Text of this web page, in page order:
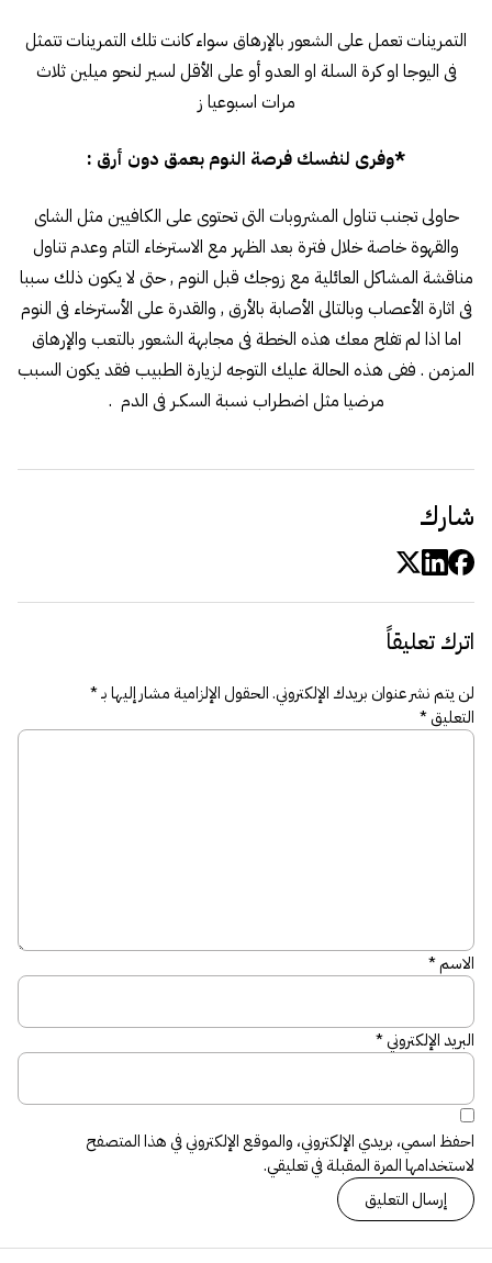
التمرينات تعمل على الشعور بالإرهاق سواء كانت تلك التمرينات تتمثل
فى اليوجا او كرة السلة او العدو أو على الأقل لسير لنحو ميلين ثلاث
مرات اسبوعيا ز
*وفرى لنفسك فرصة النوم بعمق دون أرق :
حاولى تجنب تناول المشروبات التى تحتوى على الكافيين مثل الشاى
والقهوة خاصة خلال فترة بعد الظهر مع الاسترخاء التام وعدم تناول
مناقشة المشاكل العائلية مع زوجك قبل النوم , حتى لا يكون ذلك سببا
فى اثارة الأعصاب وبالتالى الأصابة بالأرق , والقدرة على الأسترخاء فى النوم
اما اذا لم تفلح معك هذه الخطة فى مجابهة الشعور بالتعب والإرهاق
المزمن . ففى هذه الحالة عليك التوجه لزيارة الطبيب فقد يكون السبب
مرضيا مثل اضطراب نسبة السكـر فى الدم .
شارك
اترك تعليقاً
لن يتم نشر عنوان بريدك الإلكتروني.الحقول الإلزامية مشار إليها بـ*
التعليق*
الاسم*
البريد الإلكتروني*
احفظ اسمي، بريدي الإلكتروني، والموقع الإلكتروني في هذا المتصفح
لاستخدامها المرة المقبلة في تعليقي.